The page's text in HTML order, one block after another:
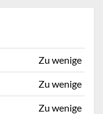
Zu wenige
Zu wenige
Zu wenige